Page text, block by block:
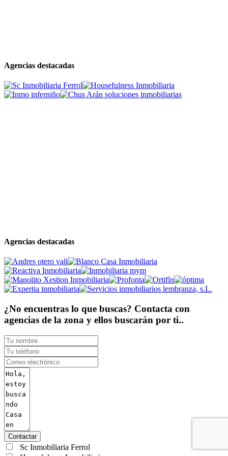
Agencias destacadas
Agencias destacadas
¿No encuentras lo que buscas? Contacta con
agencias de la zona y ellos buscarán por ti..
Contactar
Sc Inmobiliaria Ferrol